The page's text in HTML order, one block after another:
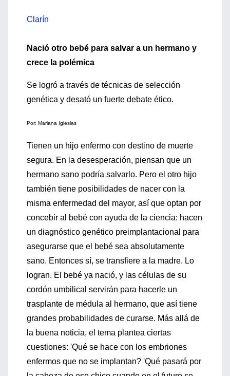
Clarín
Nació otro bebé para salvar a un hermano y
crece la polémica
Se logró a través de técnicas de selección
genética y desató un fuerte debate ético.
Por: Mariana Iglesias
Tienen un hijo enfermo con destino de muerte
segura. En la desesperación, piensan que un
hermano sano podría salvarlo. Pero el otro hijo
también tiene posibilidades de nacer con la
misma enfermedad del mayor, así que optan por
concebir al bebé con ayuda de la ciencia: hacen
un diagnóstico genético preimplantacional para
asegurarse que el bebé sea absolutamente
sano. Entonces sí, se transfiere a la madre. Lo
logran. El bebé ya nació, y las células de su
cordón umbilical servirán para hacerle un
trasplante de médula al hermano, que así tiene
grandes probabilidades de curarse. Más allá de
la buena noticia, el tema plantea ciertas
cuestiones: 'Qué se hace con los embriones
enfermos que no se implantan? 'Qué pasará por